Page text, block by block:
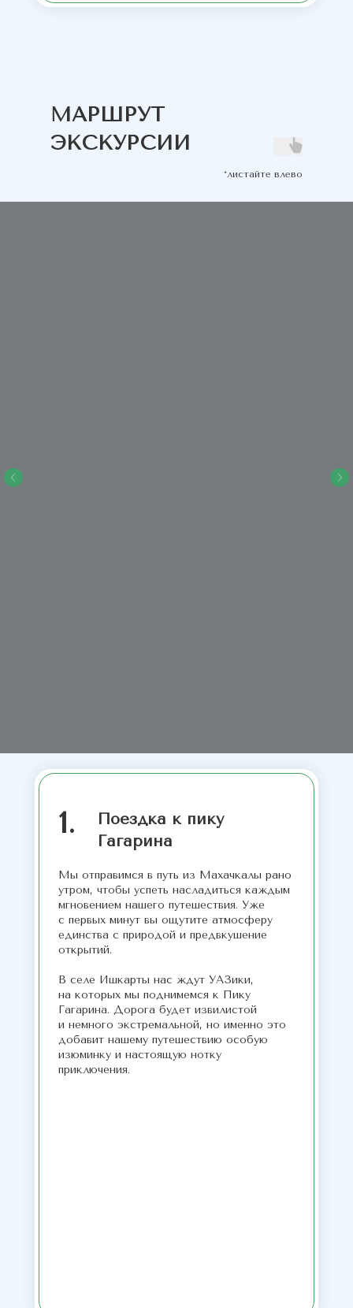
МАРШРУТ
ЭКСКУРСИИ
*листайте влево
Мы отправимся в путь из Махачкалы рано
утром, чтобы успеть насладиться каждым
мгновением нашего путешествия. Уже
с первых минут вы ощутите атмосферу
единства с природой и предвкушение
открытий.
В селе Ишкарты нас ждут УАЗики,
на которых мы поднимемся к Пику
Гагарина. Дорога будет извилистой
и немного экстремальной, но именно это
добавит нашему путешествию особую
изюминку и настоящую нотку
приключения.
Поездка к пику
Гагарина
1.